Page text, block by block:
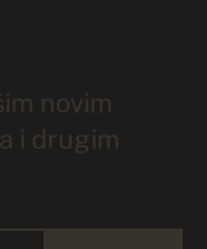
novim
i drugim